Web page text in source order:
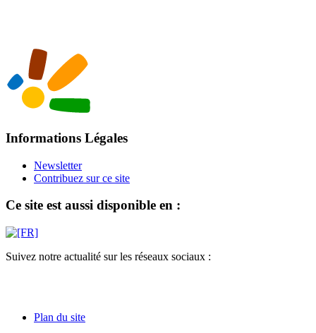
Informations Légales
Newsletter
Contribuez sur ce site
Ce site est aussi disponible en :
Suivez notre actualité sur les réseaux sociaux :
Plan du site